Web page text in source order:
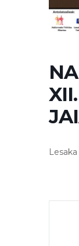
Lesaka